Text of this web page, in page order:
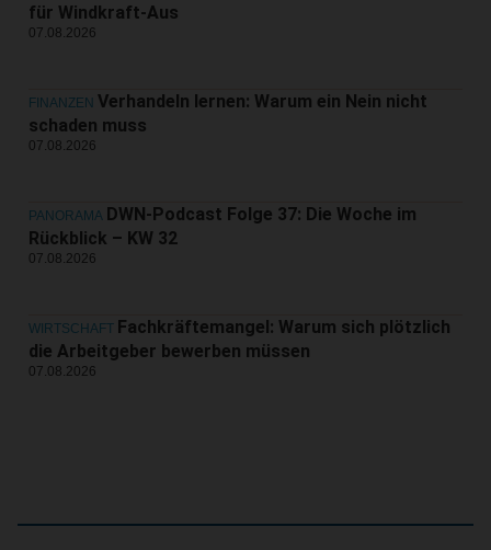
für Windkraft-Aus
07.08.2026
FINANZEN Verhandeln lernen: Warum ein Nein nicht
schaden muss
07.08.2026
PANORAMA DWN-Podcast Folge 37: Die Woche im
Rückblick – KW 32
07.08.2026
WIRTSCHAFT Fachkräftemangel: Warum sich plötzlich
die Arbeitgeber bewerben müssen
07.08.2026